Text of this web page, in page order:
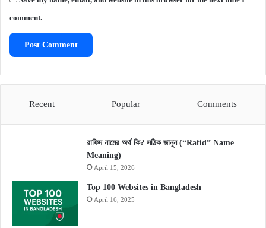
comment.
Recent Popular Comments
রাফিদ নামের অর্থ কি? সঠিক জানুন (“Rafid” Name
Meaning)
April 15, 2026
Top 100 Websites in Bangladesh
April 16, 2025